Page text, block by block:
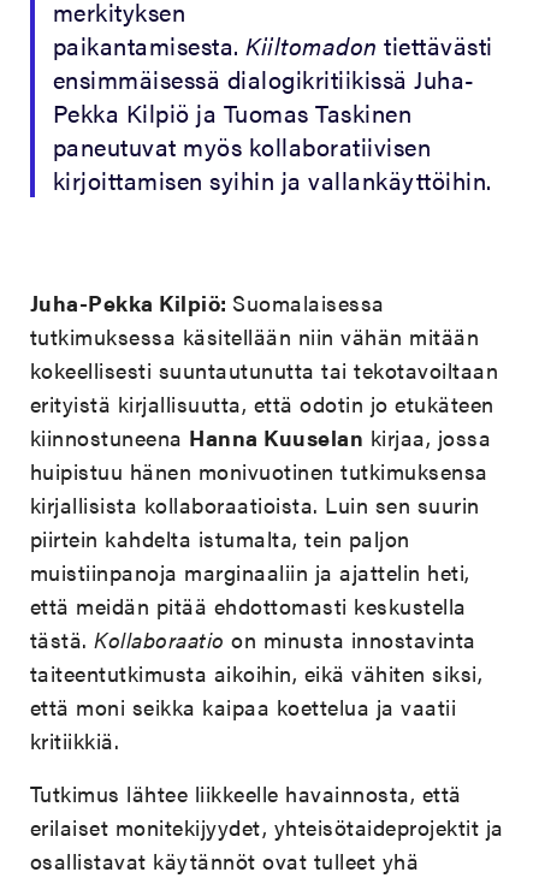
merkityksen
paikantamisesta.Kiiltomadon tiettävästi
ensimmäisessä dialogikritiikissä Juha-
Pekka Kilpiö ja Tuomas Taskinen
paneutuvat myös kollaboratiivisen
kirjoittamisen syihin ja vallankäyttöihin.
Juha-Pekka Kilpiö: Suomalaisessa
tutkimuksessa käsitellään niin vähän mitään
kokeellisesti suuntautunutta tai tekotavoiltaan
erityistä kirjallisuutta, että odotin jo etukäteen
kiinnostuneena Hanna Kuuselan kirjaa, jossa
huipistuu hänen monivuotinen tutkimuksensa
kirjallisista kollaboraatioista. Luin sen suurin
piirtein kahdelta istumalta, tein paljon
muistiinpanoja marginaaliin ja ajattelin heti,
että meidän pitää ehdottomasti keskustella
tästä.Kollaboraatio on minusta innostavinta
taiteentutkimusta aikoihin, eikä vähiten siksi,
että moni seikka kaipaa koettelua ja vaatii
kritiikkiä.
Tutkimus lähtee liikkeelle havainnosta, että
erilaiset monitekijyydet, yhteisötaideprojektit ja
osallistavat käytännöt ovat tulleet yhä